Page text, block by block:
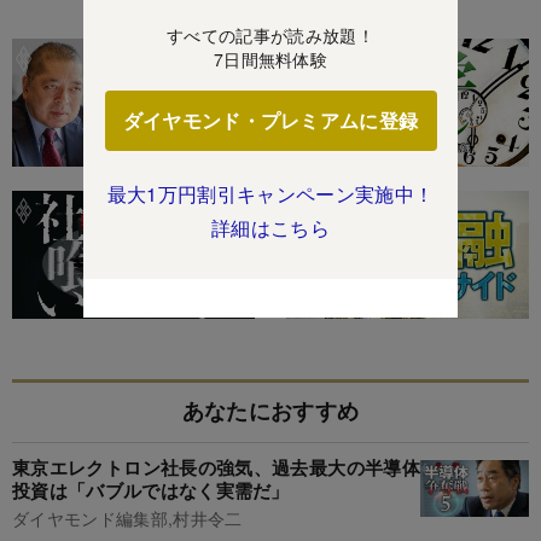
すべての記事が読み放題！
7日間無料体験
ダイヤモンド・プレミアムに登録
最大1万円割引キャンペーン実施中！
詳細はこちら
あなたにおすすめ
東京エレクトロン社長の強気、過去最大の半導体
投資は「バブルではなく実需だ」
ダイヤモンド編集部,村井令二